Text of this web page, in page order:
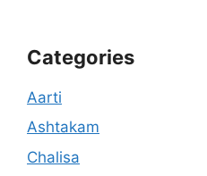
Categories
Aarti
Ashtakam
Chalisa